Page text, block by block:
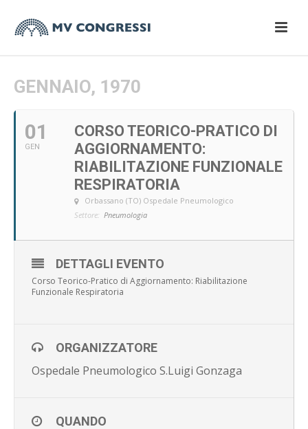
GENNAIO, 1970
01
GEN
CORSO TEORICO-PRATICO DI
AGGIORNAMENTO:
RIABILITAZIONE FUNZIONALE
RESPIRATORIA
Orbassano (TO) Ospedale Pneumologico
Settore: Pneumologia
DETTAGLI EVENTO
Corso Teorico-Pratico di Aggiornamento: Riabilitazione
Funzionale Respiratoria
ORGANIZZATORE
Ospedale Pneumologico S.Luigi Gonzaga
QUANDO